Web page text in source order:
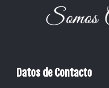
Datos de Contacto